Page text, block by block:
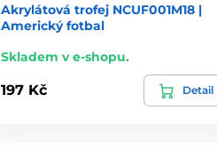
Akrylátová trofej NCUF001M18 |
Americký fotbal
Skladem v e-shopu.
197 Kč Detail